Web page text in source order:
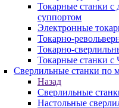
Токарные станки
суппортом
Электронные
Токарно-
Токарно-
Токарные станки
Сверлильные станки по
Назад
Сверлильные
Настольные